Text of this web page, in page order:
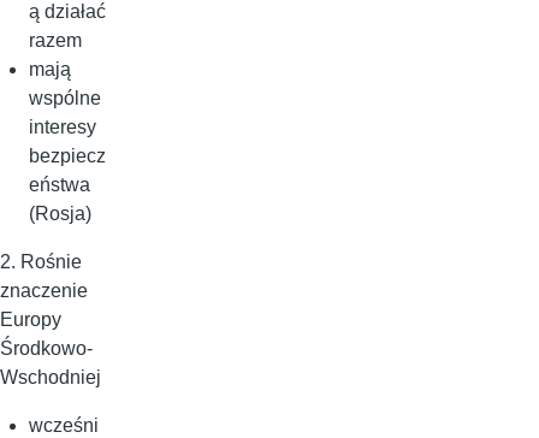
ą działać
razem
mają
wspólne
interesy
bezpiecz
eństwa
(Rosja)
2. Rośnie
znaczenie
Europy
Środkowo-
Wschodniej
wcześni